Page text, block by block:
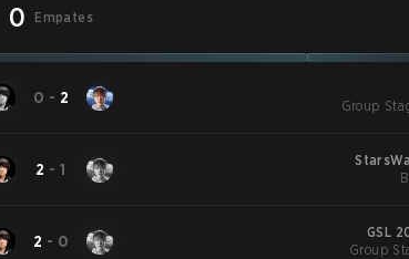
0 Empates
0 - 2
Group
2 -1
2 - 0
GSL
Group